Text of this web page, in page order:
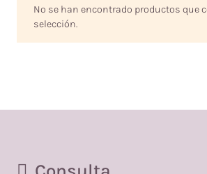
No se han encontrado productos que
selección.